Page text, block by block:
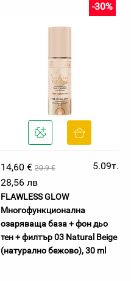
14,60 € 20.9 €
-30%
5.09т.
28,56 лв
FLAWLESS GLOW
Многофункционална
озаряваща база + фон дьо
тен + филтър 03 Natural Beige
(натурално бежово), 30 ml